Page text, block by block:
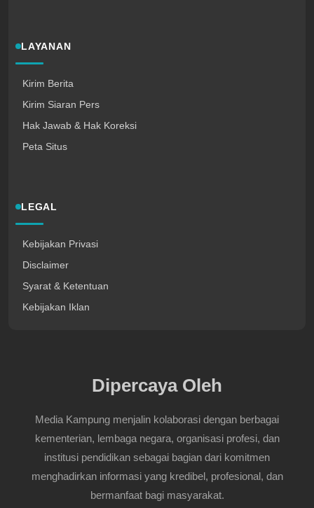
LAYANAN
Kirim Berita
Kirim Siaran Pers
Hak Jawab & Hak Koreksi
Peta Situs
LEGAL
Kebijakan Privasi
Disclaimer
Syarat & Ketentuan
Kebijakan Iklan
Dipercaya Oleh
Media Kampung menjalin kolaborasi dengan berbagai
kementerian, lembaga negara, organisasi profesi, dan
institusi pendidikan sebagai bagian dari komitmen
menghadirkan informasi yang kredibel, profesional, dan
bermanfaat bagi masyarakat.